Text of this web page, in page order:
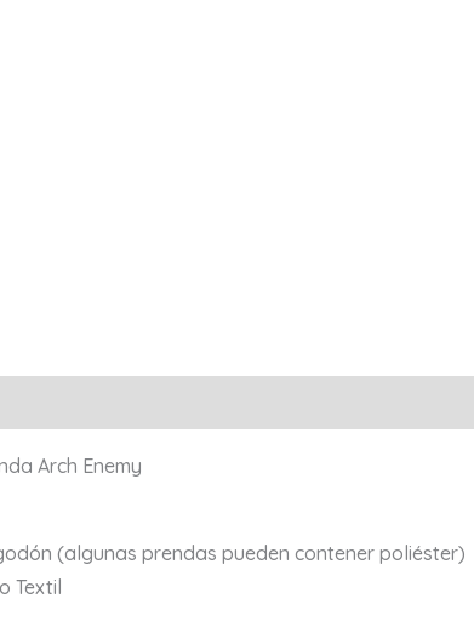
Arch Enemy
(algunas prendas pueden contener poliéster)
Textil